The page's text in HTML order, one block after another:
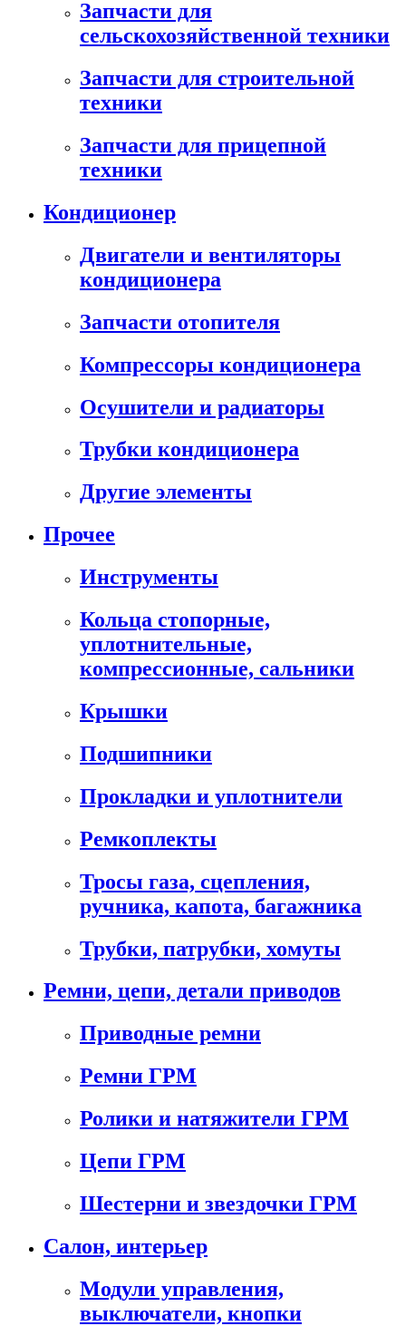
Запчасти для
сельскохозяйственной техники
Запчасти для строительной
техники
Запчасти для прицепной
техники
Кондиционер
Двигатели и вентиляторы
кондиционера
Запчасти отопителя
Компрессоры кондиционера
Осушители и радиаторы
Трубки кондиционера
Другие элементы
Прочее
Инструменты
Кольца стопорные,
уплотнительные,
компрессионные, сальники
Крышки
Подшипники
Прокладки и уплотнители
Ремкоплекты
Тросы газа, сцепления,
ручника, капота, багажника
Трубки, патрубки, хомуты
Ремни, цепи, детали приводов
Приводные ремни
Ремни ГРМ
Ролики и натяжители ГРМ
Цепи ГРМ
Шестерни и звездочки ГРМ
Салон, интерьер
Модули управления,
выключатели, кнопки